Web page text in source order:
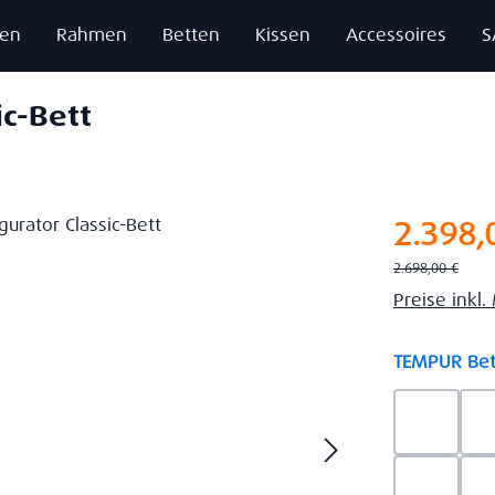
Rahmen Betten Kissen Accessoires
Bett
Regulärer Preis:
2.698,00 €
Preise inkl.
TEMPUR